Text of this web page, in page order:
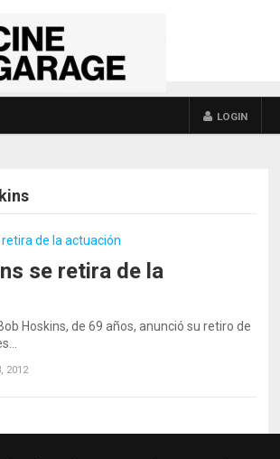
LOGIN
se retira de la
Hoskins, de 69 años, anunció su retiro de
2012